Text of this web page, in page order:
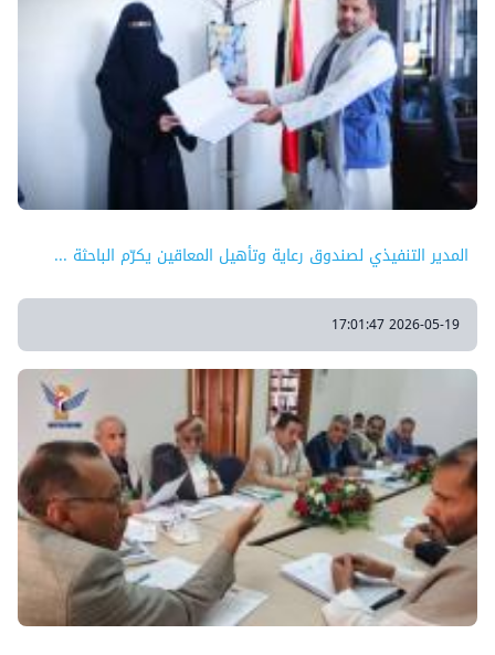
المدير التنفيذي لصندوق رعاية وتأهيل المعاقين يكرّم الباحثة ...
2026-05-19 17:01:47